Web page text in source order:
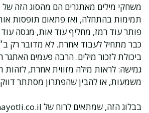
משחקי מילים מאתגרים הם מהסוג הזה של
תמימות בהתחלה, ואז פתאום תופסות
פותר עוד רמז, מחליף עוד אות, מנסה
כבר מתחיל לעבוד אחרת. לא מדובר רק
ביכולת לזכור מילים. הרבה פעמים
גמישה: לראות מילה מזווית אחרת, לזהות
משמעות, או להבין שהפתרון מסתתר